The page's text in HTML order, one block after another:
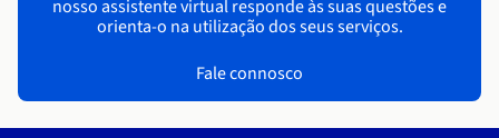
nosso assistente virtual responde às suas questões e
orienta-o na utilização dos seus serviços.
Fale connosco